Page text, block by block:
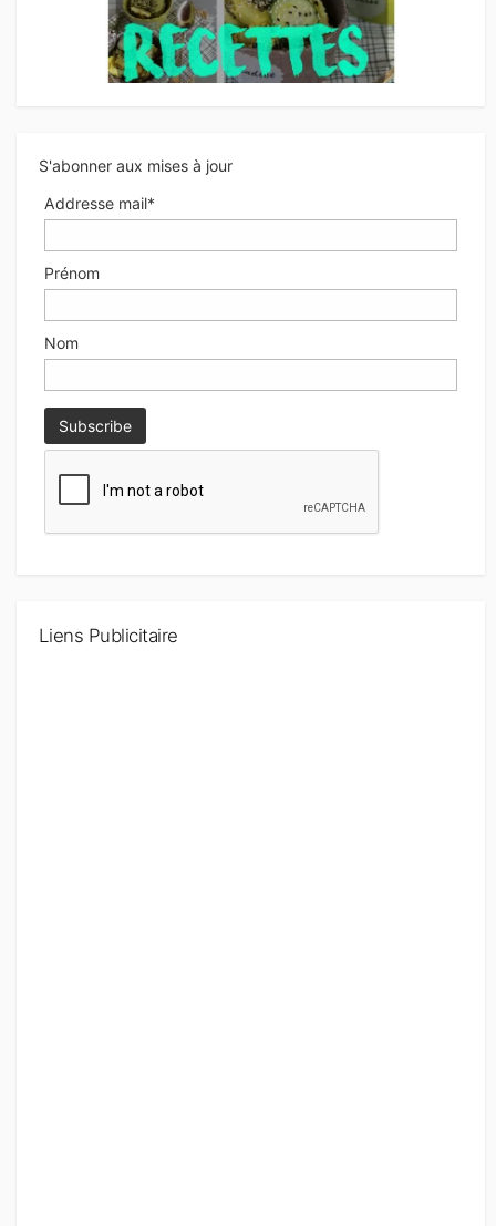
S'abonner aux mises à jour
Addresse mail*
Prénom
Nom
Liens Publicitaire